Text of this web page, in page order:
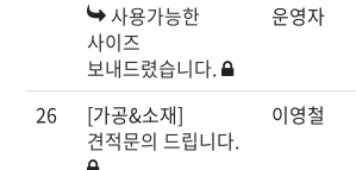
사용가능한
사이즈
보내드렸습니다.
운영자
26
[가공&소재]
견적문의 드립니다.
이영철